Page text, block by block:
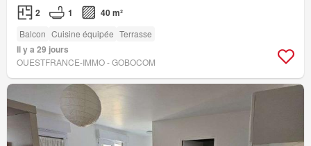
2 1 40 m²
Balcon Cuisine équipée Terrasse
Il y a 29 jours
OUESTFRANCE-IMMO - GOBOCOM